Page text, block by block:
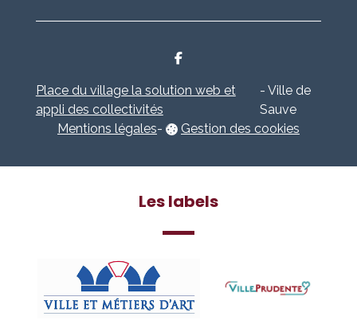
Place du village la solution web et
appli des collectivités
- Ville de
Sauve
Mentions légales- Gestion des cookies
Les labels